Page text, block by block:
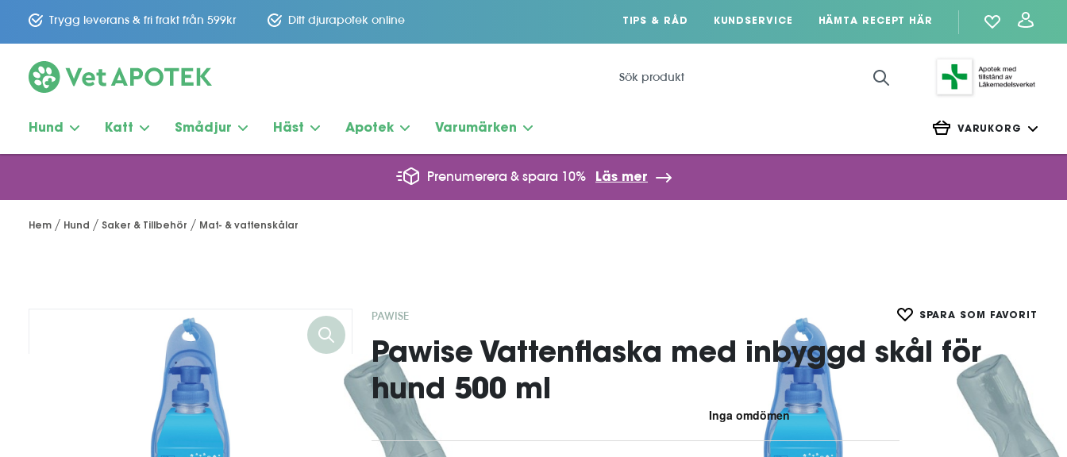
Trygg leverans & fri frakt från 599kr Ditt djurapotek online TIPS & RÅD KUNDSERVICE HÄMTA RECEPT HÄR
Hund Katt Smådjur Häst Apotek Varumärken VARUKORG
Prenumerera & spara 10% Läs mer
Hem Hund Saker & Tillbehör Mat- & vattenskålar
PAWISE SPARA SOM FAVORIT
Pawise Vattenflaska med inbyggd skål för
hund 500 ml